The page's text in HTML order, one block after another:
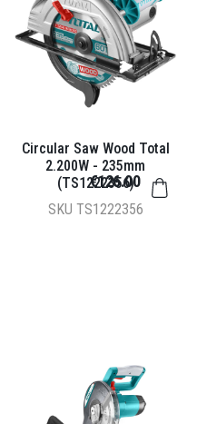
Circular Saw Wood Total
2.200W - 235mm
(TS1222356)
SKU TS1222356
€126.00